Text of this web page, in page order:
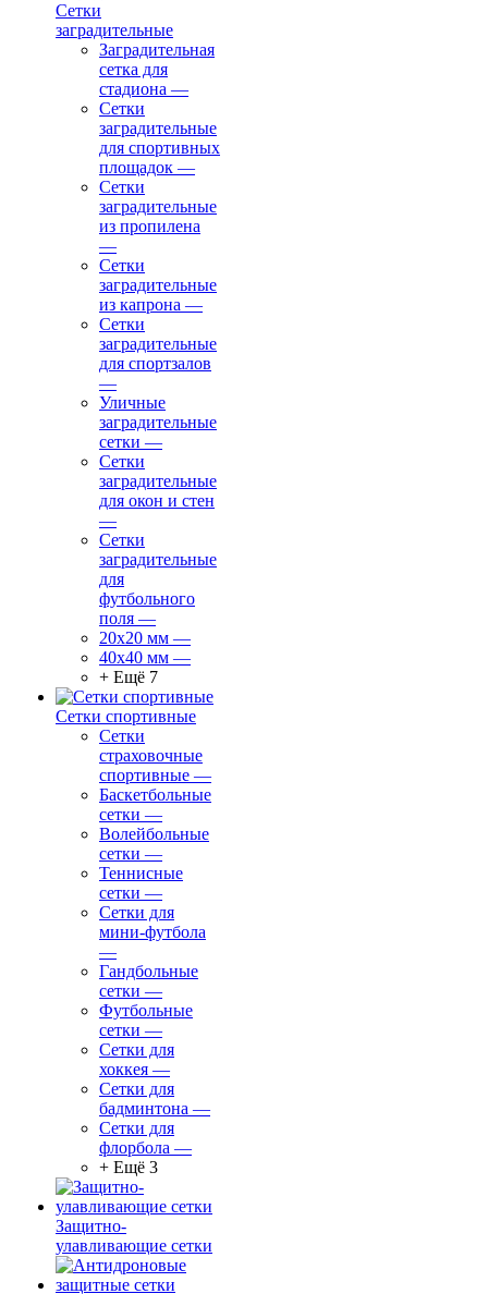
Сетки
заградительные
Заградительная
сетка для
стадиона —
Сетки
заградительные
для спортивных
площадок —
Сетки
заградительные
из пропилена
—
Сетки
заградительные
из капрона —
Сетки
заградительные
для спортзалов
—
Уличные
заградительные
сетки —
Сетки
заградительные
для окон и стен
—
Сетки
заградительные
для
футбольного
поля —
20х20 мм —
40х40 мм —
+ Ещё 7
Сетки спортивные
Сетки
страховочные
спортивные —
Баскетбольные
сетки —
Волейбольные
сетки —
Теннисные
сетки —
Сетки для
мини-футбола
—
Гандбольные
сетки —
Футбольные
сетки —
Сетки для
хоккея —
Сетки для
бадминтона —
Сетки для
флорбола —
+ Ещё 3
Защитно-
улавливающие сетки